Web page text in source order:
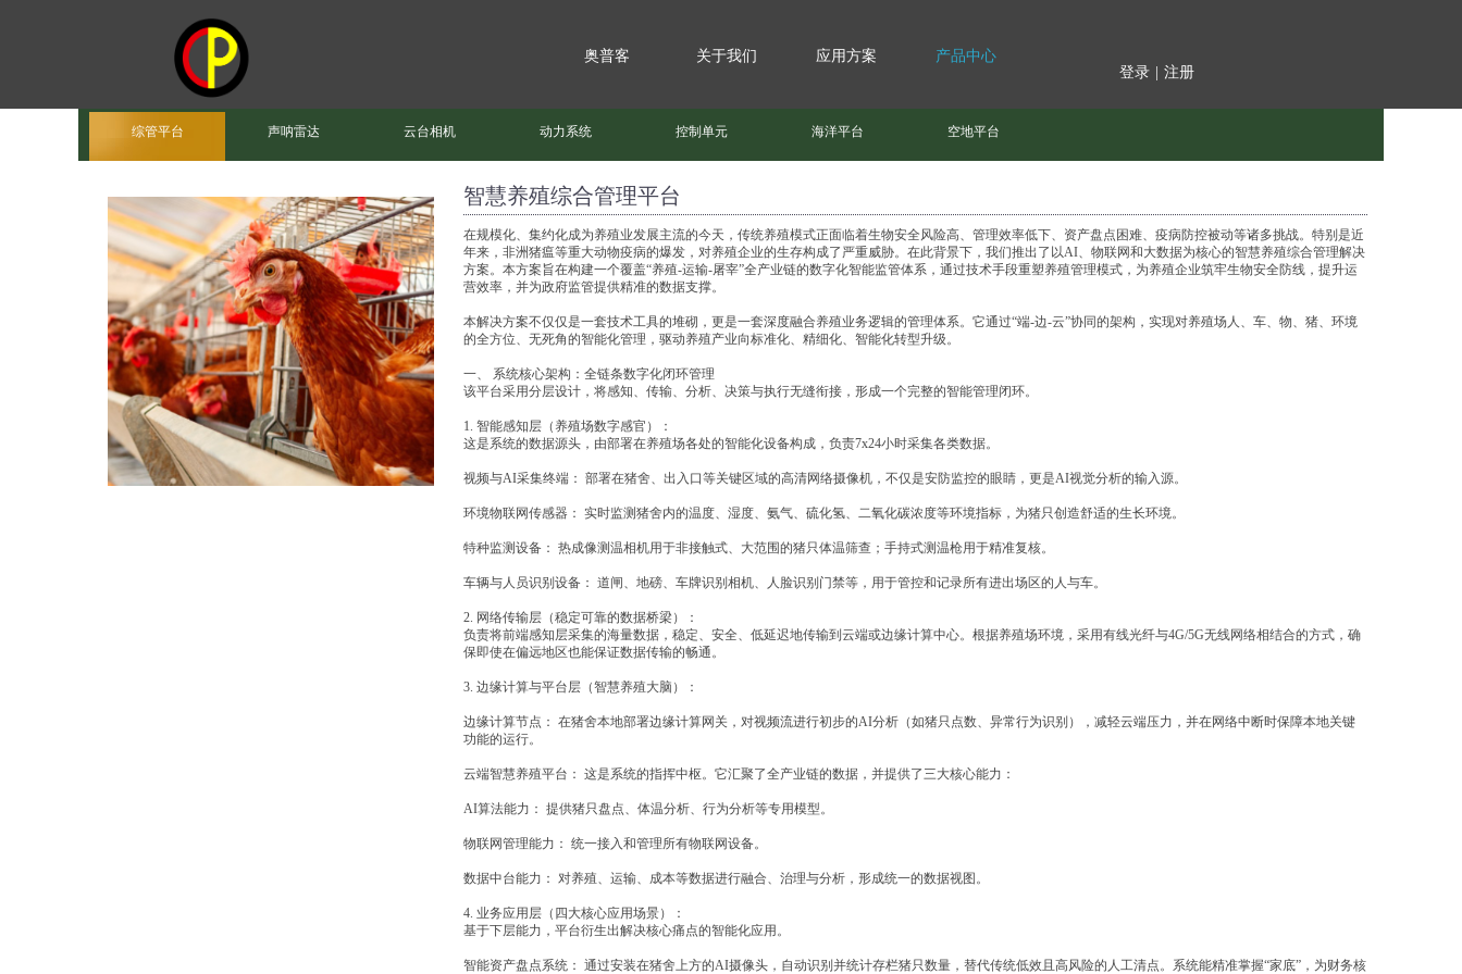
综管平台 声呐雷达 云台相机 动力系统 控制单元 海洋平台 空地平台
智慧养殖综合管理平台
在规模化、集约化成为养殖业发展主流的今天，传统养殖模式正面临着生物安全风险高、管理效率低下、资产盘点困难、疫病防控被动等诸多挑战。特别是近
年来，非洲猪瘟等重大动物疫病的爆发，对养殖企业的生存构成了严重威胁。在此背景下，我们推出了以AI、物联网和大数据为核心的智慧养殖综合管理解决
方案。本方案旨在构建一个覆盖“养殖-运输-屠宰”全产业链的数字化智能监管体系，通过技术手段重塑养殖管理模式，为养殖企业筑牢生物安全防线，提升运
营效率，并为政府监管提供精准的数据支撑。
本解决方案不仅仅是一套技术工具的堆砌，更是一套深度融合养殖业务逻辑的管理体系。它通过“端-边-云”协同的架构，实现对养殖场人、车、物、猪、环境
的全方位、无死角的智能化管理，驱动养殖产业向标准化、精细化、智能化转型升级。
一、 系统核心架构：全链条数字化闭环管理
该平台采用分层设计，将感知、传输、分析、决策与执行无缝衔接，形成一个完整的智能管理闭环。
1. 智能感知层（养殖场数字感官）：
这是系统的数据源头，由部署在养殖场各处的智能化设备构成，负责7x24小时采集各类数据。
视频与AI采集终端： 部署在猪舍、出入口等关键区域的高清网络摄像机，不仅是安防监控的眼睛，更是AI视觉分析的输入源。
环境物联网传感器： 实时监测猪舍内的温度、湿度、氨气、硫化氢、二氧化碳浓度等环境指标，为猪只创造舒适的生长环境。
特种监测设备： 热成像测温相机用于非接触式、大范围的猪只体温筛查；手持式测温枪用于精准复核。
车辆与人员识别设备： 道闸、地磅、车牌识别相机、人脸识别门禁等，用于管控和记录所有进出场区的人与车。
2. 网络传输层（稳定可靠的数据桥梁）：
负责将前端感知层采集的海量数据，稳定、安全、低延迟地传输到云端或边缘计算中心。根据养殖场环境，采用有线光纤与4G/5G无线网络相结合的方式，确
保即使在偏远地区也能保证数据传输的畅通。
3. 边缘计算与平台层（智慧养殖大脑）：
边缘计算节点： 在猪舍本地部署边缘计算网关，对视频流进行初步的AI分析（如猪只点数、异常行为识别），减轻云端压力，并在网络中断时保障本地关键
功能的运行。
云端智慧养殖平台： 这是系统的指挥中枢。它汇聚了全产业链的数据，并提供了三大核心能力：
AI算法能力： 提供猪只盘点、体温分析、行为分析等专用模型。
物联网管理能力： 统一接入和管理所有物联网设备。
数据中台能力： 对养殖、运输、成本等数据进行融合、治理与分析，形成统一的数据视图。
4. 业务应用层（四大核心应用场景）：
基于下层能力，平台衍生出解决核心痛点的智能化应用。
智能资产盘点系统： 通过安装在猪舍上方的AI摄像头，自动识别并统计存栏猪只数量，替代传统低效且高风险的人工清点。系统能精准掌握“家底”，为财务核
登录 注册
奥普客 关于我们 应用方案 产品中心